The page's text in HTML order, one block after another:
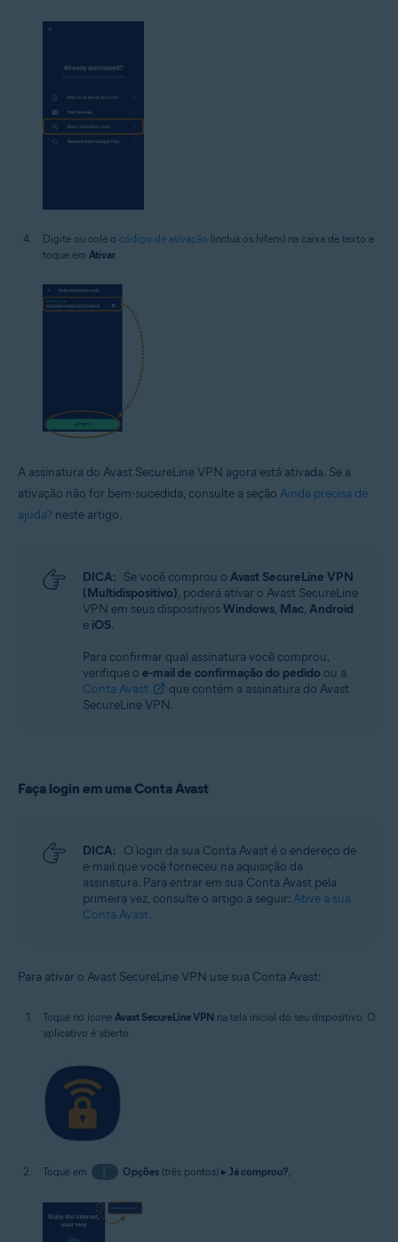
Digite ou cole o código de ativação (inclua os hifens) na caixa de texto e
toque em Ativar
A assinatura do Avast SecureLine VPN agora está ativada. Se a
ativação não for bem-sucedida, consulte a seção Ainda precisa de
ajuda? neste artigo.
DICA: Se você comprou o Avast SecureLine VPN
(Multidispositivo), poderá ativar o Avast SecureLine
VPN em seus dispositivosWindows, Mac, Android
e iOS.
Para confirmar qual assinatura você comprou,
verifique o e-mail de confirmação do pedido ou a
Conta Avast
que contém a assinatura do Avast
SecureLine VPN.
Faça login em uma Conta Avast
DICA: O login da sua Conta Avast é o endereço de
e-mail que você forneceu na aquisição da
assinatura. Para entrar em sua Conta Avast pela
primeira vez, consulte o artigo a seguir: Ative a sua
Conta Avast.
Para ativar o Avast SecureLine VPN use sua Conta Avast:
Toque no ícone Avast SecureLine VPN na tela inicial do seu dispositivo. O
aplicativo é aberto.
Toque em ⋮ Opções(três pontos) ▸ Já comprou?,